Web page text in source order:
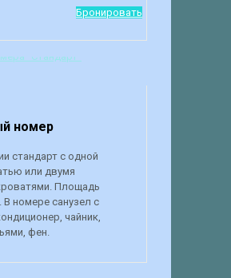
Бронировать
номер
стандарт с одной
или двумя
Площадь
номере санузел с
чайник,
фен.